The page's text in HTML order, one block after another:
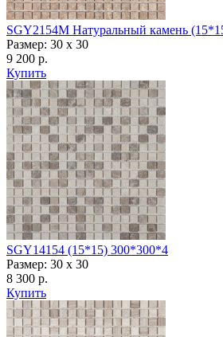
SGY2154M Натуральный камень
Размер: 30 x 30
9 200 р.
Купить
SGY14154 (15*15) 300*300*4
Размер: 30 x 30
8 300 р.
Купить